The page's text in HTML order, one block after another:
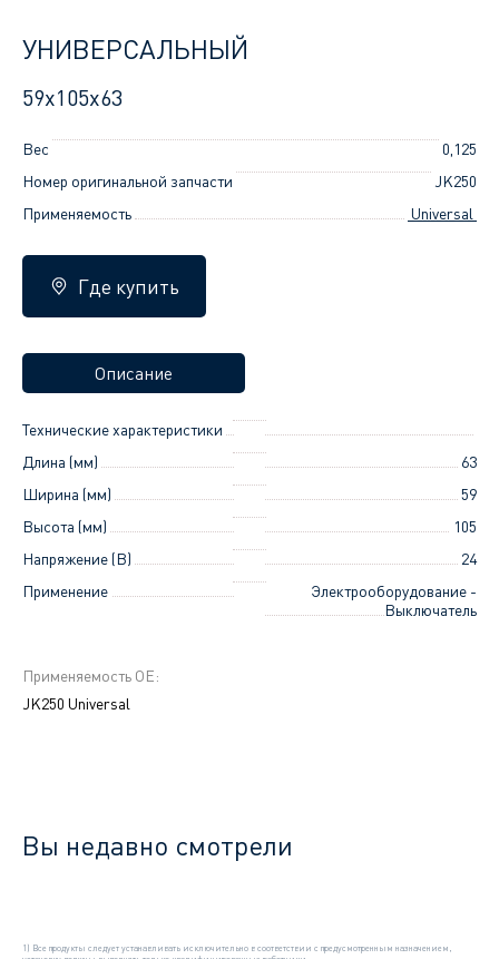
УНИВЕРСАЛЬНЫЙ
59x105x63
Вес
0,125
Номер оригинальной запчасти
JK250
Применяемость
Universal
Где купить
Описание
Технические характеристики
Длина (мм)
63
Ширина (мм)
59
Высота (мм)
105
Напряжение (В)
24
Применение
Электрооборудование -
Выключатель
Применяемость ОЕ:
JK250 Universal
Вы недавно смотрели
1) Все продукты следует устанавливать исключительно в соответствии с предусмотренным назначением,